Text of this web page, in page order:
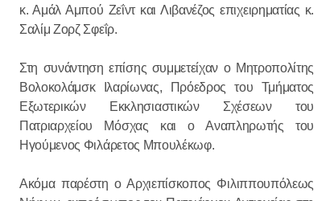
κ. Αμάλ Αμπού Ζεΐντ και Λιβανέζος επιχειρηματίας κ.
Σαλίμ Ζορζ Σφεΐρ.
Στη συνάντηση επίσης συμμετείχαν ο Μητροπολίτης
Βολοκολάμσκ Ιλαρίωνας, Πρόεδρος του Τμήματος
Εξωτερικών Εκκλησιαστικών Σχέσεων του
Πατριαρχείου Μόσχας και ο Αναπληρωτής του
Ηγούμενος Φιλάρετος Μπουλέκωφ.
Ακόμα παρέστη ο Αρχιεπίσκοπος Φιλιππουπόλεως